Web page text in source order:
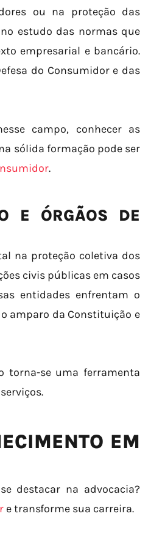
ou na proteção das
estudo das normas que
empresarial e bancário.
do Consumidor e das
campo, conhecer as
sólida formação pode ser
.
E ÓRGÃOS DE
na proteção coletiva dos
civis públicas em casos
entidades enfrentam o
amparo da Constituição e
torna-se uma ferramenta
EM
destacar na advocacia?
e transforme sua carreira.